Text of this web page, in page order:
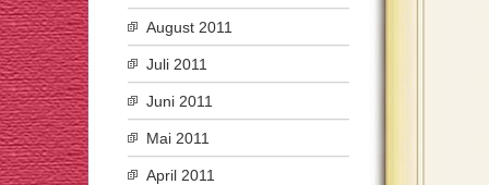
August 2011
Juli 2011
Juni 2011
Mai 2011
April 2011